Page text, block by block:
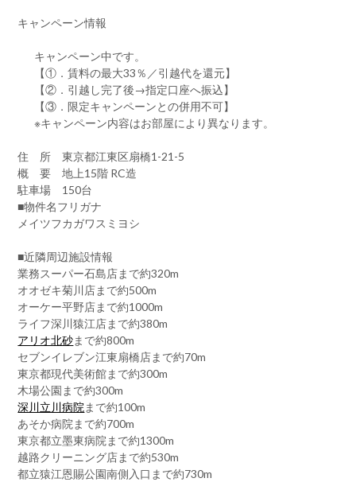
キャンペーン情報
キャンペーン中です。
【①．賃料の最大33％／引越代を還元】
【②．引越し完了後→指定口座へ振込】
【③．限定キャンペーンとの併用不可】
※キャンペーン内容はお部屋により異なります。
住 所 東京都江東区扇橋1-21-5
概 要 地上15階 RC造
駐車場 150台
■物件名フリガナ
メイツフカガワスミヨシ
■近隣周辺施設情報
業務スーパー石島店まで約320m
オオゼキ菊川店まで約500m
オーケー平野店まで約1000m
ライフ深川猿江店まで約380m
アリオ北砂まで約800m
セブンイレブン江東扇橋店まで約70m
東京都現代美術館まで約300m
木場公園まで約300m
深川立川病院 まで約100m
あそか病院まで約700m
東京都立墨東病院まで約1300m
越路クリーニング店まで約530m
都立猿江恩賜公園南側入口まで約730m